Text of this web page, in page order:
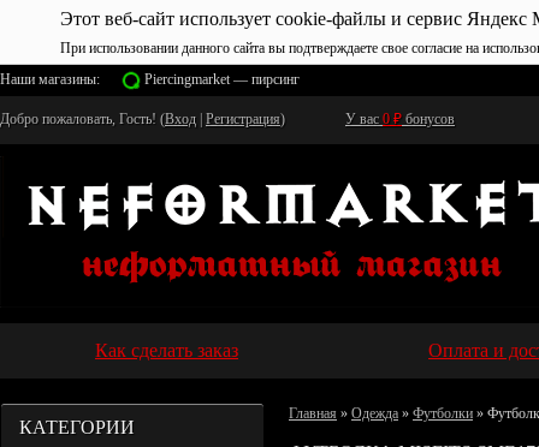
Этот веб-сайт использует cookie-файлы и сервис Яндекс
При использовании данного сайта вы подтверждаете свое согласие на
Наши магазины:
Piercingmarket — пирсинг
Добро пожаловать, Гость! (Вход Регистрация) У вас 0 ₽ бонусов
Как сделать заказ Оплата и
КАТЕГОРИИ Главная » Одежда » Футболки »